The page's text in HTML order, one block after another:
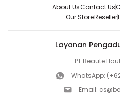
About UsContact Us
Our StoreReseller
Layanan
PT Beaute
WhatsApp:
Email: